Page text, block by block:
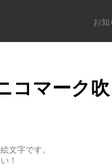
お知
コマーク吹
文字です。
！